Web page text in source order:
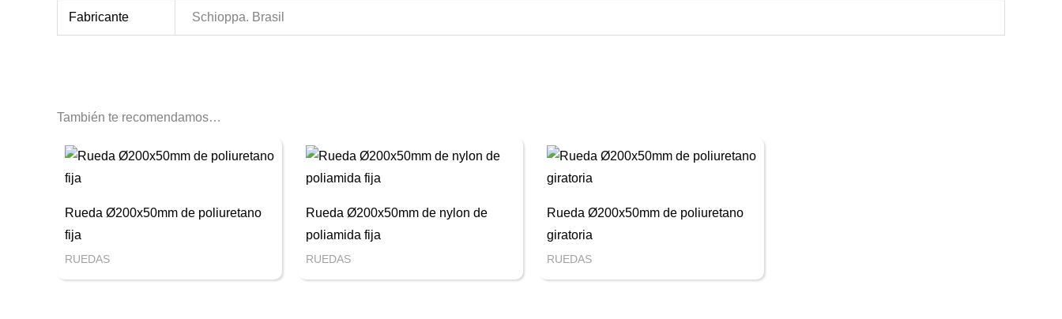
Fabricante Schioppa. Brasil
También te recomendamos…
Rueda Ø200x50mm de poliuretano
fija
RUEDAS
Rueda Ø200x50mm de nylon de
poliamida fija
RUEDAS
Rueda Ø200x50mm de poliuretano
giratoria
RUEDAS